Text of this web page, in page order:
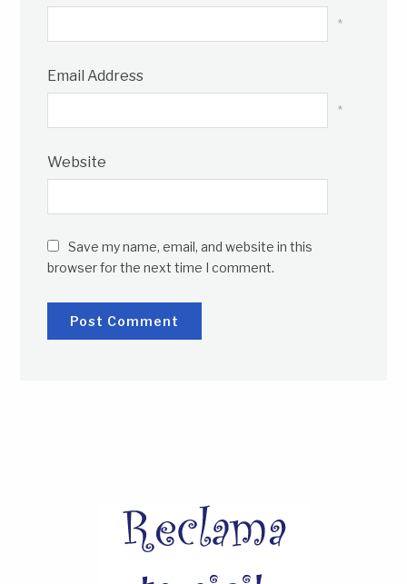
*
Email Address
*
Website
Save my name, email, and website in this
browser for the next time I comment.